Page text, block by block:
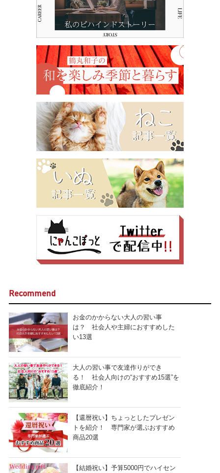
Recommend
お金のかからない大人の習い事
は？ 社会人や主婦におすすめした
い13選
大人の習い事で友達作りができ
る！ 社会人向けの“おすすめ15選”を
徹底紹介！
【還暦祝い】ちょっとしたプレゼン
トを紹介！ 専門家が選ぶおすすめ
商品20選
【結婚祝い】予算5000円でハイセン